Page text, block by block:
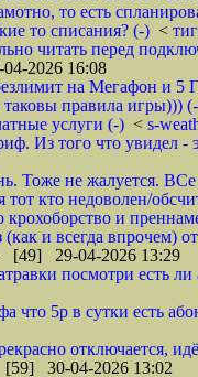
то есть
то списания? (-) <
читать перед
2026 16:08
на Мегафон и
таковы правила игры)))
услуги (-) < s-
Из того что увидел -
Тоже не жалуется.
тот кто недоволен/
крохоборство и
(как и всегда впрочем)
[49] 29-04-2026 13:29
посмотри есть
что 5р в сутки есть
отключается,
30-04-2026 13:02